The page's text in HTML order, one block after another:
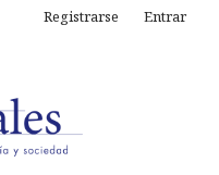
Registrarse Entrar